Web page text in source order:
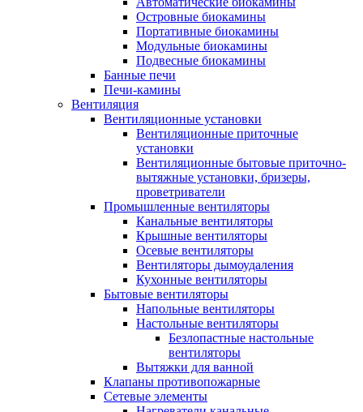
Островные биокамины
Портативные биокамины
Модульные биокамины
Подвесные биокамины
Банные печи
Печи-камины
Вентиляция
Вентиляционные установки
Вентиляционные приточные
установки
Вентиляционные бытовые приточно-
вытяжные установки, бризеры,
проветриватели
Промышленные вентиляторы
Канальные вентиляторы
Крышные вентиляторы
Осевые вентиляторы
Вентиляторы дымоудаления
Кухонные вентиляторы
Бытовые вентиляторы
Напольные вентиляторы
Настольные вентиляторы
Безлопастные настольные
вентиляторы
Вытяжки для ванной
Клапаны противопожарные
Сетевые элементы